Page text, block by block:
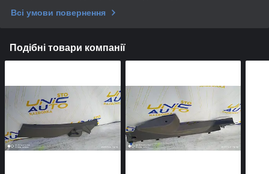
Всі умови повернення
Подібні товари компанії